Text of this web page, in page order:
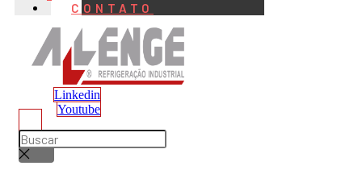
CONTATO
Linkedin
Youtube